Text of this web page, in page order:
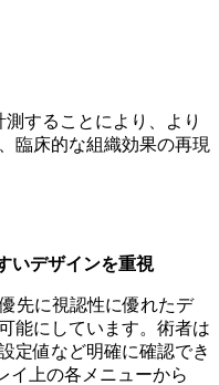
測することにより、より
臨床的な組織効果の再現
いデザインを重視
先に視認性に優れたデ
能にしています。術者は
定値など明確に確認でき
イ上の各メニューから